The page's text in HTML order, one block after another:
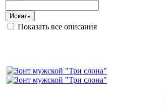
Искать
Показать все описания